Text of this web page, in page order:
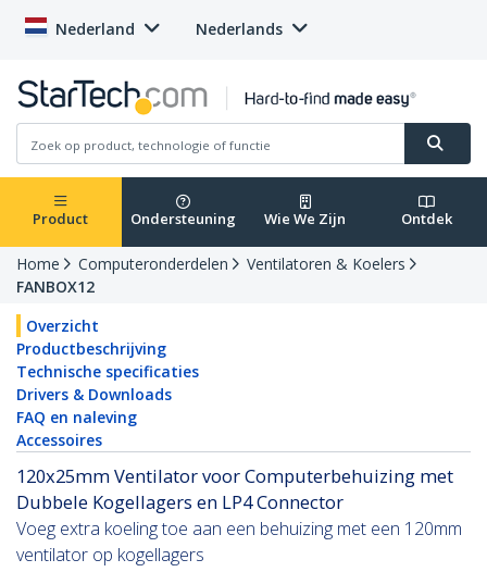
Nederland Nederlands
Product Ondersteuning Wie We Zijn Ontdek
Home Computeronderdelen
Ventilatoren & Koelers
FANBOX12
Overzicht
Productbeschrijving
Technische specificaties
Drivers & Downloads
FAQ en naleving
Accessoires
120x25mm Ventilator voor Computerbehuizing met
Dubbele Kogellagers en LP4 Connector
Voeg extra koeling toe aan een behuizing met een 120mm
ventilator op kogellagers